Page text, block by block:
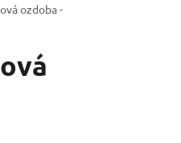
ozdoba -